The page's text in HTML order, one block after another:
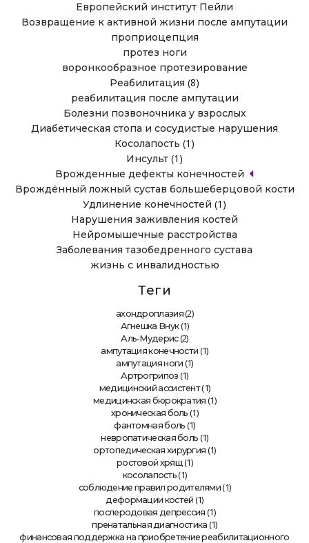
Европейский институт Пейли
Возвращение к активной жизни после ампутации
проприоцепция
протез ноги
воронкообразное протезирование
Реабилитация (8)
реабилитация после ампутации
Болезни позвоночника у взрослых
Диабетическая стопа и сосудистые нарушения
Косолапость (1)
Инсульт (1)
Врожденные дефекты конечностей
Врождённый ложный сустав большеберцовой кости
Удлинение конечностей (1)
Нарушения заживления костей
Нейромышечные расстройства
Заболевания тазобедренного сустава
жизнь с инвалидностью
Теги
ахондроплазия(2)
Агнешка Внук(1)
Аль-Мудерис(2)
ампутация конечности (1)
ампутация ноги (1)
Артрогрипоз (1)
медицинский ассистент(1)
медицинская бюрократия (1)
хроническая боль (1)
фантомная боль (1)
невропатическая боль (1)
ортопедическая хирургия (1)
ростовой хрящ(1)
косолапость (1)
соблюдение правил родителями (1)
деформации костей (1)
послеродовая депрессия (1)
пренатальная диагностика (1)
финансовая поддержка на приобретение реабилитационного